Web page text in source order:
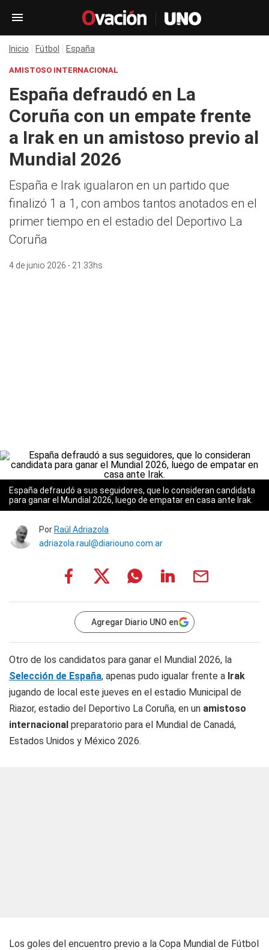
Inicio Fútbol España
AMISTOSO INTERNACIONAL
España defraudó en La
Coruña con un empate frente
a Irak en un amistoso previo al
Mundial 2026
España e Irak igualaron en un partido que
finalizó 1 a 1, con ambos tantos anotados en el
primer tiempo en el estadio del Deportivo La
Coruña
4 de junio 2026 - 21:33hs
España defraudó a sus seguidores, que lo consideran candidata
para ganar el Mundial 2026, luego de empatar en casa ante Irak.
Por Raúl Adriazola
adriazola.raul@diariouno.com.ar
Agregar Diario UNO en
Otro de los candidatos para ganar el Mundial 2026, la
Selección de España, apenas pudo igualar frente a Irak
jugando de local este jueves en el estadio Municipal de
Riazor, estadio del Deportivo La Coruña, en un amistoso
internacional preparatorio para el Mundial de Canadá,
Estados Unidos y México 2026.
Los goles del encuentro previo a la Copa Mundial de Fútbol